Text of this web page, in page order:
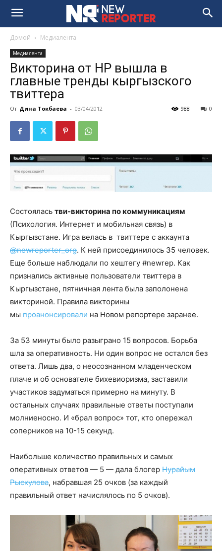
Домой Медиалента
Медиалента
Викторина от НР вышла в
главные тренды кыргызского
твиттера
От Дина Токбаева - 03/04/2012 0
988
Состоялась тви-викторина по коммуникациям
(Психология. Интернет и мобильная связь) в
Кыргызстане. Игра велась в твиттере с аккаунта
@newreporter_org. К ней присоединилось 35 человек.
Еще больше наблюдали по хештегу #newrep. Как
признались активные пользователи твиттера в
Кыргызстане, пятничная лента была заполонена
викториной. Правила викторины
мы проанонсировали на Новом репортере заранее.
За 53 минуты было разыграно 15 вопросов. Борьба
шла за оперативность. Ни один вопрос не остался без
ответа. Лишь два, о неосознанном младенческом
плаче и об основателе бихевиоризма, заставили
участиков задуматься примерно на минуту. В
остальных случаях правильные ответы поступали
молниеносно. И «брал вопрос» тот, кто опережал
соперников на 10-15 секунд.
Наибольше количество правильных и самых
оперативных ответов — 5 — дала блогер Нурайым
Рыскулова, набравшая 25 очков (за каждый
правильный ответ начислялось по 5 очков).